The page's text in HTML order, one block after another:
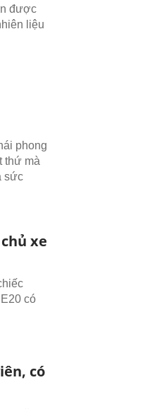
được
liệu
phong
thứ mà
sức
xe
có
có